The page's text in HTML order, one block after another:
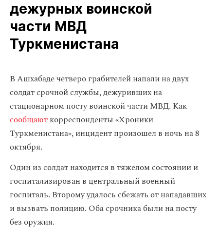
дежурных воинской
части МВД
Туркменистана
В Ашхабаде четверо грабителей напали на двух
солдат срочной службы, дежуривших на
стационарном посту воинской части МВД. Как
сообщаюткорреспонденты «Хроники
Туркменистана», инцидент произошел в ночь на 8
октября.
Один из солдат находится в тяжелом состоянии и
госпитализирован в центральный военный
госпиталь. Второму удалось сбежать от нападавших
и вызвать полицию. Оба срочника были на посту
без оружия.